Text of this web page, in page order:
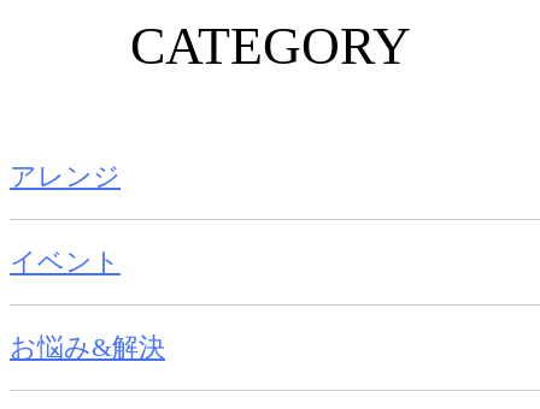
CATEGORY
アレンジ
イベント
お悩み&解決